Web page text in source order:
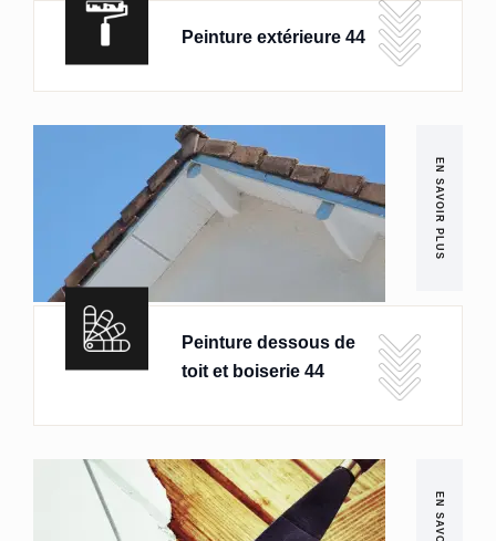
Peinture extérieure 44
EN SAVOIR PLUS
Peinture dessous de
toit et boiserie 44